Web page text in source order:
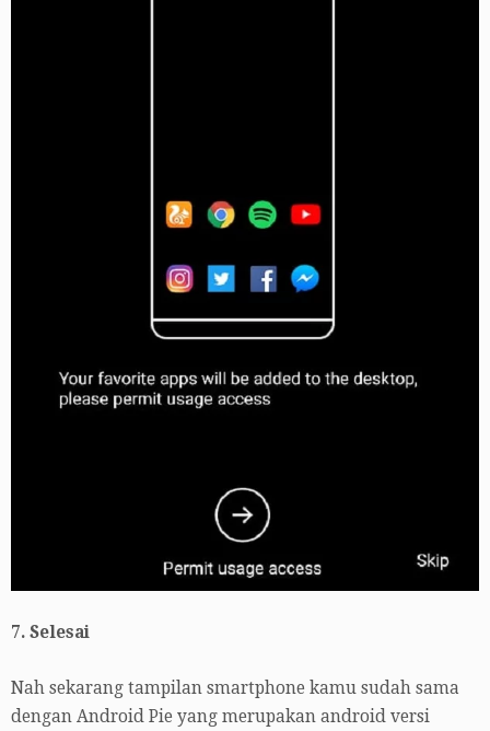
7. Selesai
Nah sekarang tampilan smartphone kamu sudah sama
dengan Android Pie yang merupakan android versi